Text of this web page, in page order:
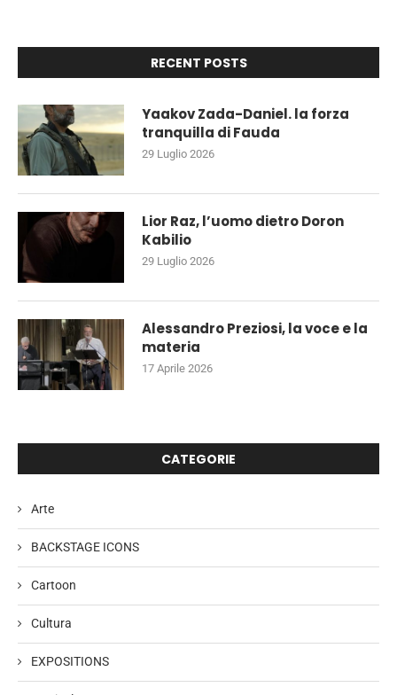
RECENT POSTS
Yaakov Zada-Daniel. la forza
tranquilla di Fauda
29 Luglio 2026
Lior Raz, l’uomo dietro Doron
Kabilio
29 Luglio 2026
Alessandro Preziosi, la voce e la
materia
17 Aprile 2026
CATEGORIE
Arte
BACKSTAGE ICONS
Cartoon
Cultura
EXPOSITIONS